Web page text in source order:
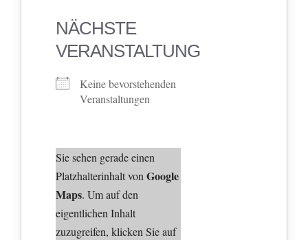
NÄCHSTE
VERANSTALTUNG
Keine bevorstehenden
Veranstaltungen
Sie sehen gerade einen
Platzhalterinhalt vonGoogle
Maps. Um auf den
eigentlichen Inhalt
zuzugreifen, klicken Sie auf